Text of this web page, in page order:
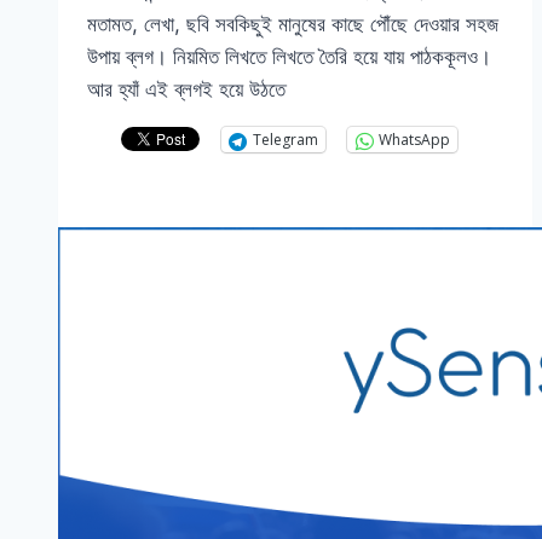
মতামত, লেখা, ছবি সবকিছুই মানুষের কাছে পৌঁছে দেওয়ার সহজ
উপায় ব্লগ। নিয়মিত লিখতে লিখতে তৈরি হয়ে যায় পাঠককূলও।
আর হ্যাঁ এই ব্লগই হয়ে উঠতে
Telegram WhatsApp